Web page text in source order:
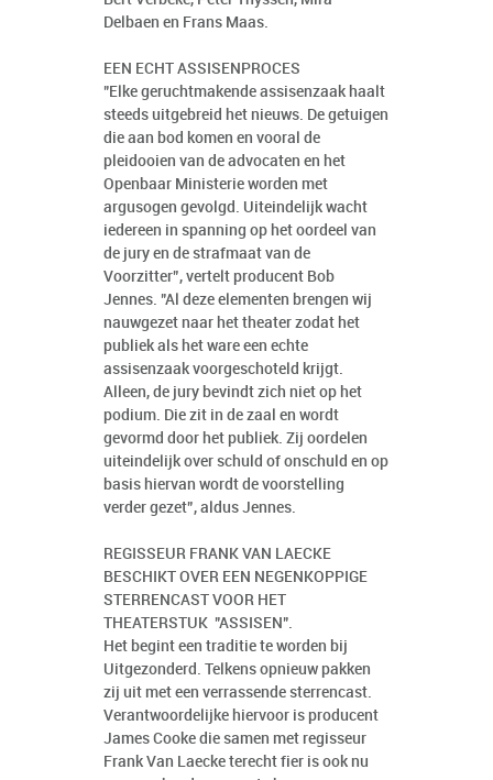
Delbaen en Frans Maas.
EEN ECHT ASSISENPROCES
"Elke geruchtmakende assisenzaak haalt
steeds uitgebreid het nieuws. De getuigen
die aan bod komen en vooral de
pleidooien van de advocaten en het
Openbaar Ministerie worden met
argusogen gevolgd. Uiteindelijk wacht
iedereen in spanning op het oordeel van
de jury en de strafmaat van de
Voorzitter”, vertelt producent Bob
Jennes. "Al deze elementen brengen wij
nauwgezet naar het theater zodat het
publiek als het ware een echte
assisenzaak voorgeschoteld krijgt.
Alleen, de jury bevindt zich niet op het
podium. Die zit in de zaal en wordt
gevormd door het publiek. Zij oordelen
uiteindelijk over schuld of onschuld en op
basis hiervan wordt de voorstelling
verder gezet”, aldus Jennes.
REGISSEUR FRANK VAN LAECKE
BESCHIKT OVER EEN NEGENKOPPIGE
STERRENCAST VOOR HET
THEATERSTUK "ASSISEN".
Het begint een traditie te worden bij
Uitgezonderd. Telkens opnieuw pakken
zij uit met een verrassende sterrencast.
Verantwoordelijke hiervoor is producent
James Cooke die samen met regisseur
Frank Van Laecke terecht fier is ook nu